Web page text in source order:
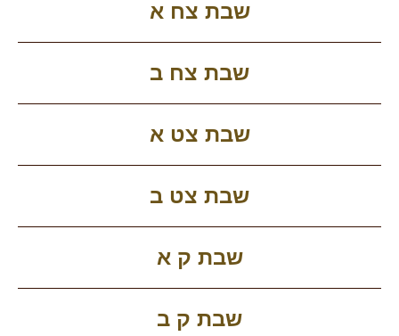
שבת צח א
שבת צח ב
שבת צט א
שבת צט ב
שבת ק א
שבת ק ב